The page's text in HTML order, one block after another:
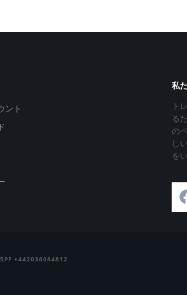
ント
私
ト
る
の
し
を
+442036084812